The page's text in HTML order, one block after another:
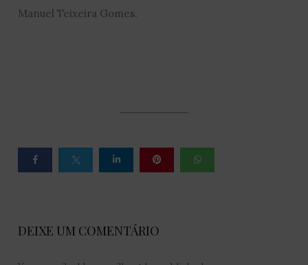
Manuel Teixeira Gomes.
DEIXE UM COMENTÁRIO